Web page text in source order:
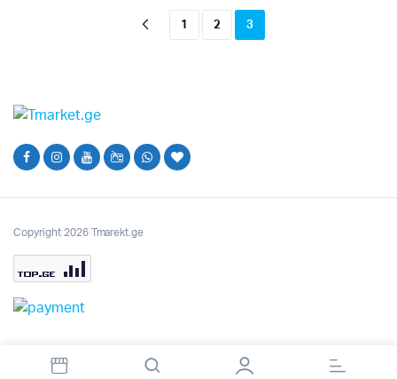
50.00₾.
40.00₾.
1 2 3
Copyright 2026 Tmarekt.ge